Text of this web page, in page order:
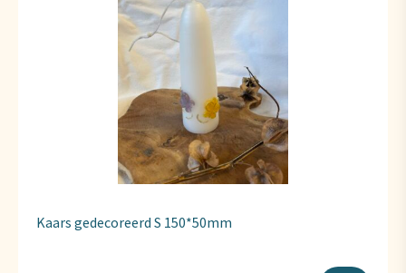
Kaars gedecoreerd S 150*50mm